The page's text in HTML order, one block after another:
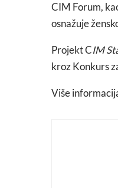
CIM Forum,
osnažuje
Projekt CIM
kroz Konkurs
Više